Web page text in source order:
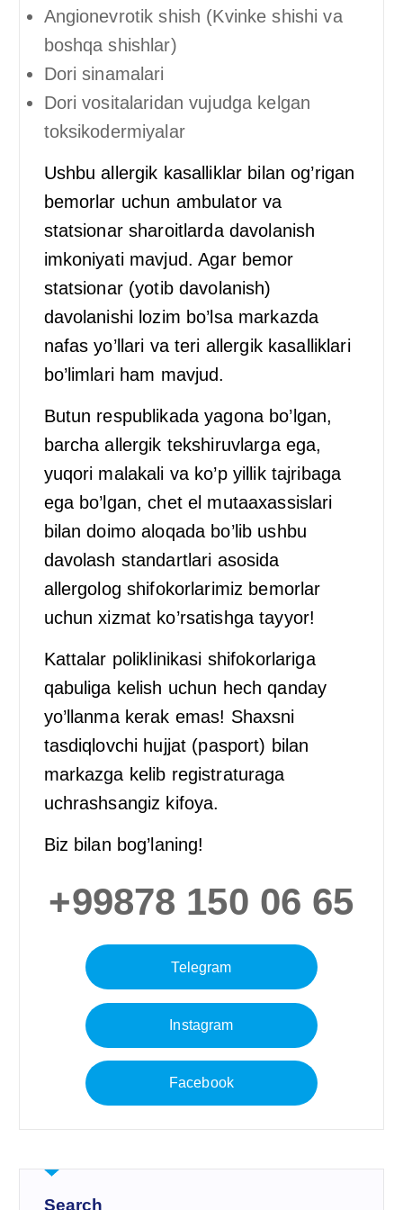
Angionevrotik shish (Kvinke shishi va
boshqa shishlar)
Dori sinamalari
Dori vositalaridan vujudga kelgan
toksikodermiyalar
Ushbu allergik kasalliklar bilan og’rigan
bemorlar uchun ambulator va
statsionar sharoitlarda davolanish
imkoniyati mavjud. Agar bemor
statsionar (yotib davolanish)
davolanishi lozim bo’lsa markazda
nafas yo’llari va teri allergik kasalliklari
bo’limlari ham mavjud.
Butun respublikada yagona bo’lgan,
barcha allergik tekshiruvlarga ega,
yuqori malakali va ko’p yillik tajribaga
ega bo’lgan, chet el mutaaxassislari
bilan doimo aloqada bo’lib ushbu
davolash standartlari asosida
allergolog shifokorlarimiz bemorlar
uchun xizmat ko’rsatishga tayyor!
Kattalar poliklinikasi shifokorlariga
qabuliga kelish uchun hech qanday
yo’llanma kerak emas! Shaxsni
tasdiqlovchi hujjat (pasport) bilan
markazga kelib registraturaga
uchrashsangiz kifoya.
Biz bilan bog’laning!
+99878 150 06 65
Telegram
Instagram
Facebook
Search